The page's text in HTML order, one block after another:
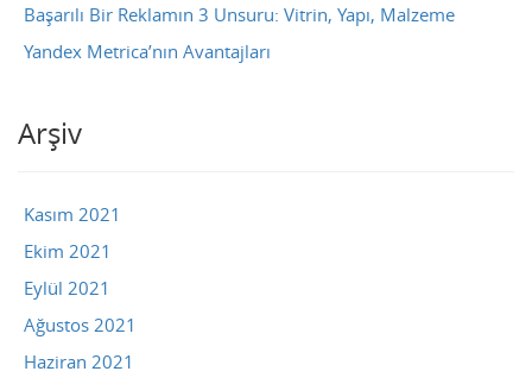
Başarılı Bir Reklamın 3 Unsuru: Vitrin, Yapı, Malzeme
Yandex Metrica’nın Avantajları
Arşiv
Kasım 2021
Ekim 2021
Eylül 2021
Ağustos 2021
Haziran 2021